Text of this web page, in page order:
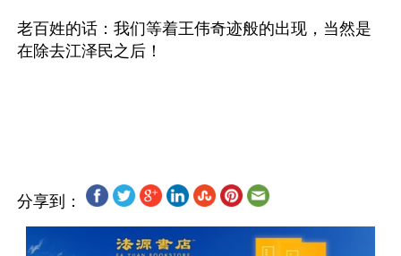
老百姓的话：我们等着王伟奇迹般的出现，当然是
在除去江泽民之后！
分享到：